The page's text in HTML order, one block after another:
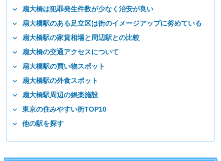
扇大橋は犯罪発生件数が少なく治安が良い
扇大橋駅のある足立区は街のイメージアップに努めている
扇大橋駅の家賃相場と周辺駅との比較
扇大橋の交通アクセスについて
扇大橋駅の買い物スポット
扇大橋駅の外食スポット
扇大橋駅周辺の娯楽施設
東京の住みやすい街TOP10
他の駅を探す